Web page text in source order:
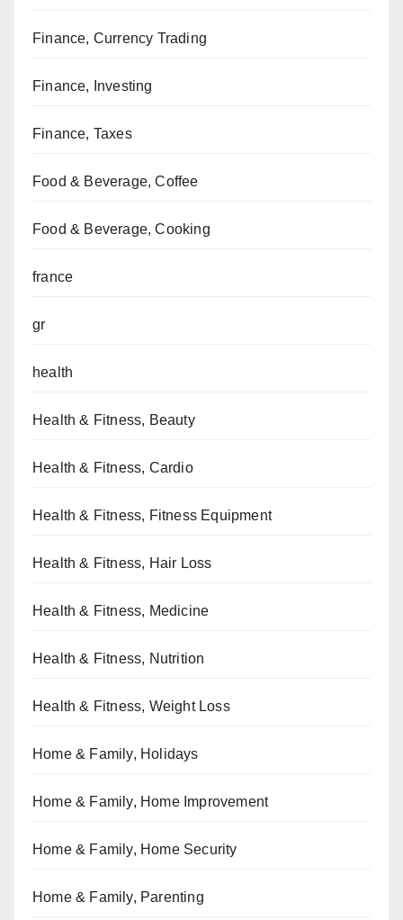
Finance, Currency Trading
Finance, Investing
Finance, Taxes
Food & Beverage, Coffee
Food & Beverage, Cooking
france
gr
health
Health & Fitness, Beauty
Health & Fitness, Cardio
Health & Fitness, Fitness Equipment
Health & Fitness, Hair Loss
Health & Fitness, Medicine
Health & Fitness, Nutrition
Health & Fitness, Weight Loss
Home & Family, Holidays
Home & Family, Home Improvement
Home & Family, Home Security
Home & Family, Parenting